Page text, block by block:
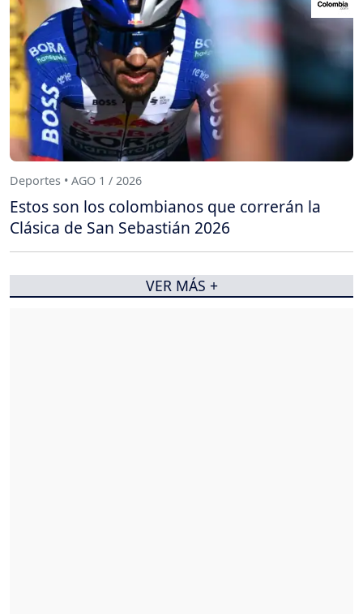
Deportes • AGO 1 / 2026
Estos son los colombianos que correrán la
Clásica de San Sebastián 2026
VER MÁS +